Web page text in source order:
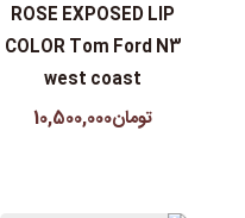
ROSE EXPOSED LIP
COLOR Tom Ford N3
west coast
تومان10,500,000